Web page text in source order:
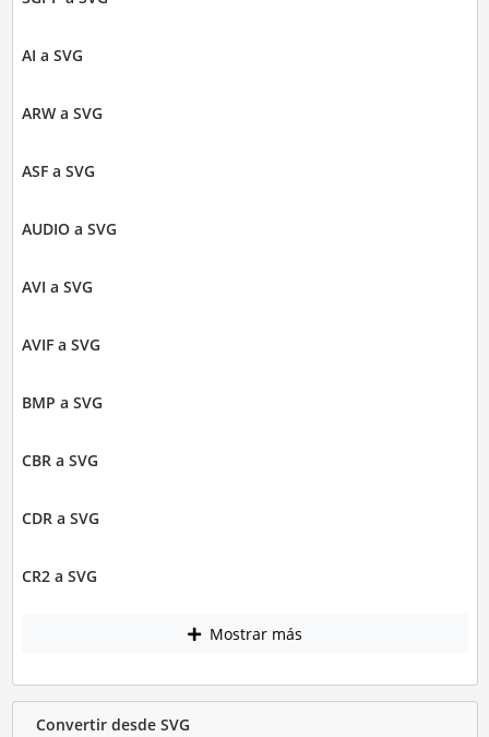
AI a SVG
ARW a SVG
ASF a SVG
AUDIO a SVG
AVI a SVG
AVIF a SVG
BMP a SVG
CBR a SVG
CDR a SVG
CR2 a SVG
Mostrar más
Convertir desde SVG